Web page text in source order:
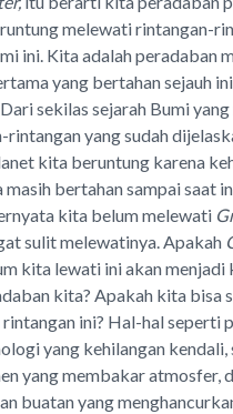
melewati rintangan-
ini. Kita adalah peradaban
yang bertahan sejauh
sekilas sejarah Bumi
rintangan yang sudah
kita beruntung karena
masih bertahan sampai saat
kita belum melewati
sulit melewatinya. Apakah
kita lewati ini akan menjadi
kita? Apakah kita bisa
ini? Hal-hal seperti
yang kehilangan kendali,
yang membakar atmosfer,
buatan yang